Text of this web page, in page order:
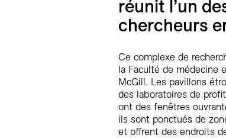
réunit l’un
chercheurs
Ce complexe de
la Faculté de médecine
McGill. Les pavillons
des laboratoires de
ont des fenêtres
ils sont ponctués de
et offrent des endroits